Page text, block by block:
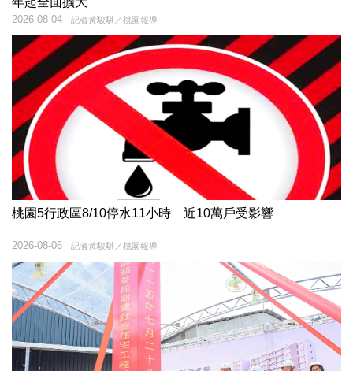
記者黃駿騏／桃園報導
2026-08-04
桃園5行政區8/10停水11小時 近10萬戶受影響
記者黃駿騏／桃園報導
2026-08-06